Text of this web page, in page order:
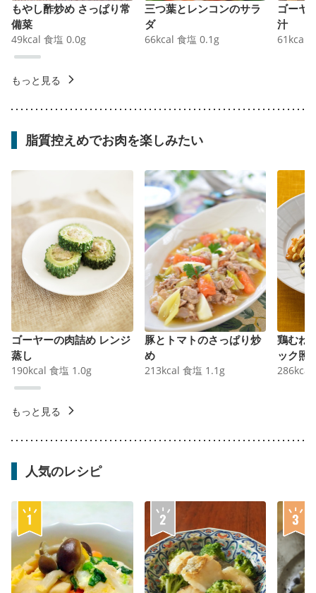
もやし酢炒め さっぱり常
備菜
49kcal 食塩 0.0g
三つ葉とレンコンのサラ
ダ
66kcal 食塩 0.1 g
ゴーヤ
汁
61 kcal
もっと見る
脂質控えめでお肉を楽しみたい
ゴーヤーの肉詰め レンジ
蒸し
190kcal 食塩 1.0g
豚とトマトのさっぱり炒
め
213kcal 食塩 1.1 g
鶏むね
ック照
286kcal
もっと見る
人気のレシピ